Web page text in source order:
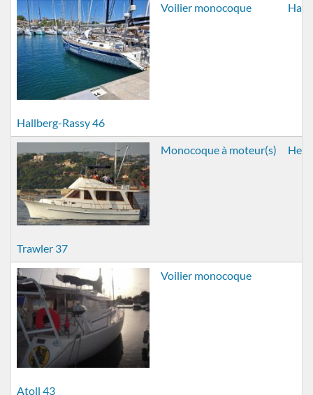
Hallberg-Rassy 46
Voilier monocoque
Trawler 37
Monocoque à moteur(s)
Atoll 43
Voilier monocoque